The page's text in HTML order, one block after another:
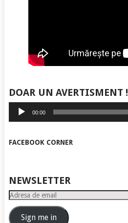
DOAR UN AVERTISMENT !
Player
audio
00:00
FACEBOOK CORNER
NEWSLETTER
Adresa
emailSign me in